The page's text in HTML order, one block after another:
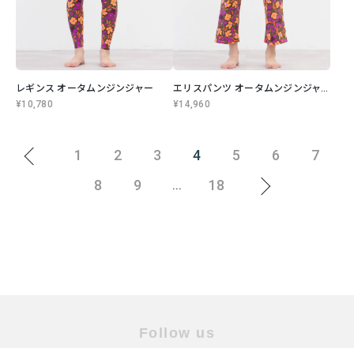
レギンス オータムンジンジャー
¥10,780
エリスパンツ オータムンジンジャー
¥14,960
1 2 3 4 5 6
7
8
9 ... 18
Follow us